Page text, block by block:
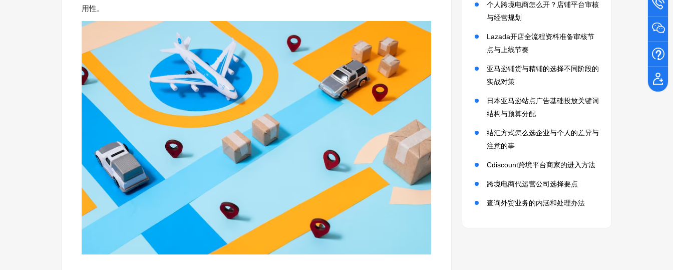
用性。
个人跨境电商怎么开？店铺平台审核
与经营规划
Lazada开店全流程资料准备审核节
点与上线节奏
亚马逊铺货与精铺的选择不同阶段的
实战对策
日本亚马逊站点广告基础投放关键词
结构与预算分配
结汇方式怎么选企业与个人的差异与
注意的事
Cdiscount跨境平台商家的进入方法
跨境电商代运营公司选择要点
查询外贸业务的内涵和处理办法